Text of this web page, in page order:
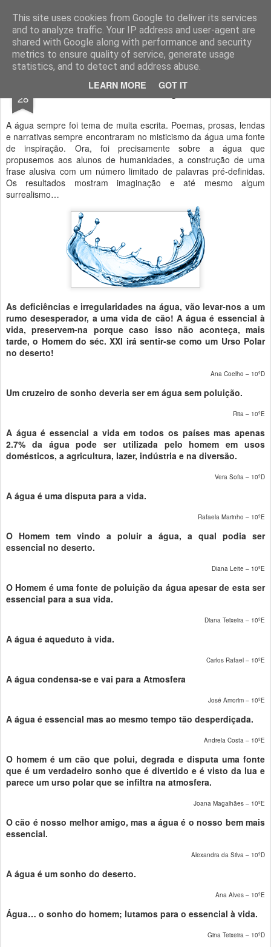
This site uses cookies from Google to deliver its services
and to analyze traffic. Your IP address and user-agent are
shared with Google along with performance and security
metrics to ensure quality of service, generate usage
statistics, and to detect and address abuse.
LEARN MORE GOT IT
Geopalavras
canal800 clique ZapCanal
28 Frases de água.
A água sempre foi tema de muita escrita. Poemas, prosas, lendas
e narrativas sempre encontraram no misticismo da água uma fonte
de inspiração. Ora, foi precisamente sobre a água que
propusemos aos alunos de humanidades, a construção de uma
frase alusiva com um número limitado de palavras pré-definidas.
Os resultados mostram imaginação e até mesmo algum
surrealismo…
As deficiências e irregularidades na água, vão levar-nos a um
rumo desesperador, a uma vida de cão! A água é essencial à
vida, preservem-na porque caso isso não aconteça, mais
tarde, o Homem do séc. XXI irá sentir-se como um Urso Polar
no deserto!
Ana Coelho – 10ºD
Um cruzeiro de sonho deveria ser em água sem poluição.
Rita – 10ºE
A água é essencial a vida em todos os países mas apenas
2.7% da água pode ser utilizada pelo homem em usos
domésticos, a agricultura, lazer, indústria e na diversão.
Vera Sofia – 10ºD
A água é uma disputa para a vida.
Rafaela Marinho – 10ºE
O Homem tem vindo a poluir a água, a qual podia ser
essencial no deserto.
Diana Leite – 10ºE
O Homem é uma fonte de poluição da água apesar de esta ser
essencial para a sua vida.
Diana Teixeira – 10ºE
A água é aqueduto à vida.
Carlos Rafael – 10ºE
A água condensa-se e vai para a Atmosfera
José Amorim – 10ºE
A água é essencial mas ao mesmo tempo tão desperdiçada.
Andreia Costa – 10ºE
O homem é um cão que polui, degrada e disputa uma fonte
que é um verdadeiro sonho que é divertido e é visto da lua e
parece um urso polar que se infiltra na atmosfera.
Joana Magalhães – 10ºE
O cão é nosso melhor amigo, mas a água é o nosso bem mais
essencial.
Alexandra da Silva – 10ºD
A água é um sonho do deserto.
Ana Alves – 10ºE
Água… o sonho do homem; lutamos para o essencial à vida.
Gina Teixeira – 10ºD